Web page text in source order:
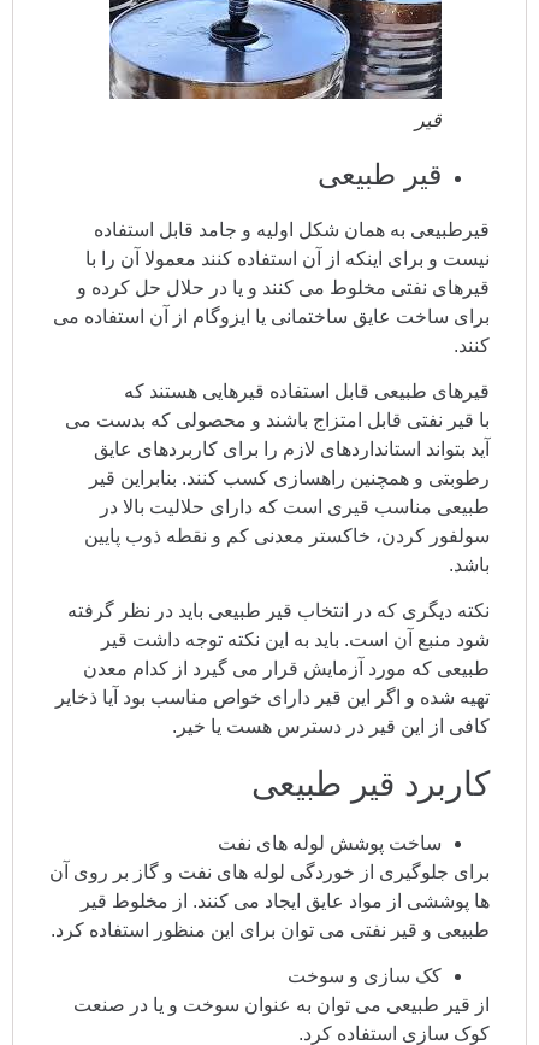
قیر
قیر طبیعی
قیرطبیعی به همان شکل اولیه و جامد قابل استفاده
نیست و برای اینکه از آن استفاده کنند معمولا آن را با
قیرهای نفتی مخلوط می کنند و یا در حلال حل کرده و
برای ساخت عایق ساختمانی یا ایزوگام از آن استفاده می
کنند.
قیرهای طبیعی قابل استفاده قیرهایی هستند که
با قیر نفتی قابل امتزاج باشند و محصولی که بدست می
آید بتواند استانداردهای لازم را برای کاربردهای عایق
رطوبتی و همچنین راهسازی کسب کنند. بنابراین قیر
طبیعی مناسب قیری است که دارای حلالیت بالا در
سولفور کردن، خاکستر معدنی کم و نقطه ذوب پایین
باشد.
نکته دیگری که در انتخاب قیر طبیعی باید در نظر گرفته
شود منبع آن است. باید به این نکته توجه داشت قیر
طبیعی که مورد آزمایش قرار می گیرد از کدام معدن
تهیه شده و اگر این قیر دارای خواص مناسب بود آیا ذخایر
کافی از این قیر در دسترس هست یا خیر.
کاربرد قیر طبیعی
ساخت پوشش لوله های نفت
برای جلوگیری از خوردگی لوله های نفت و گاز بر روی آن
ها پوششی از مواد عایق ایجاد می کنند. از مخلوط قیر
طبیعی و قیر نفتی می توان برای این منظور استفاده کرد.
کک سازی و سوخت
از قیر طبیعی می توان به عنوان سوخت و یا در صنعت
کوک سازی استفاده کرد.